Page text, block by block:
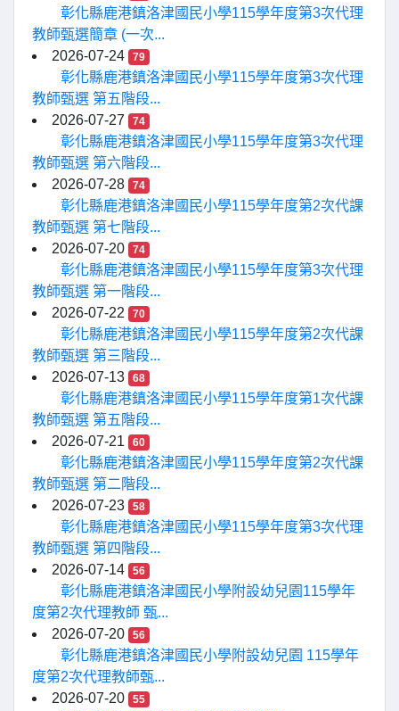
彰化縣鹿港鎮洛津國民小學115學年度第3次代理
教師甄選簡章 (一次...
2026-07-24
79
彰化縣鹿港鎮洛津國民小學115學年度第3次代理
教師甄選 第五階段...
2026-07-27
74
彰化縣鹿港鎮洛津國民小學115學年度第3次代理
教師甄選 第六階段...
2026-07-28
74
彰化縣鹿港鎮洛津國民小學115學年度第2次代課
教師甄選 第七階段...
2026-07-20
74
彰化縣鹿港鎮洛津國民小學115學年度第3次代理
教師甄選 第一階段...
2026-07-22
70
彰化縣鹿港鎮洛津國民小學115學年度第2次代課
教師甄選 第三階段...
2026-07-13
68
彰化縣鹿港鎮洛津國民小學115學年度第1次代課
教師甄選 第五階段...
2026-07-21
60
彰化縣鹿港鎮洛津國民小學115學年度第2次代課
教師甄選 第二階段...
2026-07-23
58
彰化縣鹿港鎮洛津國民小學115學年度第3次代理
教師甄選 第四階段...
2026-07-14
56
彰化縣鹿港鎮洛津國民小學附設幼兒園115學年
度第2次代理教師 甄...
2026-07-20
56
彰化縣鹿港鎮洛津國民小學附設幼兒園 115學年
度第2次代理教師甄...
2026-07-20
55